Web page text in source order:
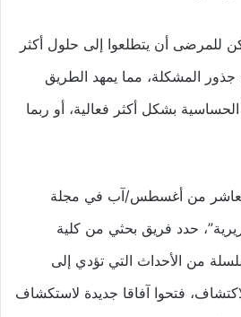
للمرضى أن يتطلعوا إلى حلول أكثر
جذور المشكلة، مما يمهد الطريق
بشكل أكثر فعالية، أو ربما
من أغسطس/آب في مجلة
حدد فريق بحثي من كلية
من الأحداث التي تؤدي إلى
فتحوا آفاقا جديدة لاستكشاف